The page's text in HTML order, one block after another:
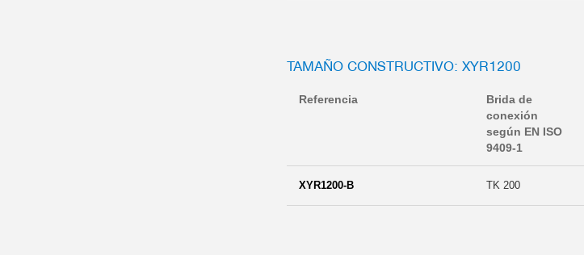
TAMAÑO CONSTRUCTIVO: XYR1200
Referencia
Brida de
conexión
según EN ISO
9409-1
XYR1200-B TK 200